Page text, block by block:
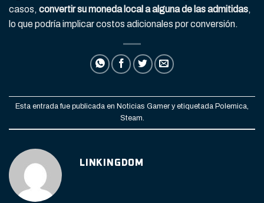
casos, convertir su moneda local a alguna de las admitidas,
lo que podría implicar costos adicionales por conversión.
Esta entrada fue publicada en Noticias Gamer y etiquetada Polemica,
Steam.
LINKINGDOM